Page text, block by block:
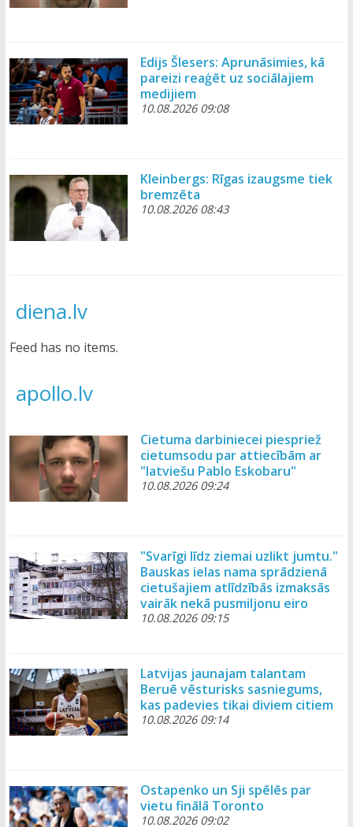
Edijs Šlesers: Aprunāsimies, kā
pareizi reaģēt uz sociālajiem
medijiem
10.08.2026 09:08
Kleinbergs: Rīgas izaugsme tiek
bremzēta
10.08.2026 08:43
diena.lv
Feed has no items.
apollo.lv
Cietuma darbiniecei piespriež
cietumsodu par attiecībām ar
"latviešu Pablo Eskobaru"
10.08.2026 09:24
"Svarīgi līdz ziemai uzlikt jumtu."
Bauskas ielas nama sprādzienā
cietušajiem atlīdzībās izmaksās
vairāk nekā pusmiljonu eiro
10.08.2026 09:15
Latvijas jaunajam talantam
Beruē vēsturisks sasniegums,
kas padevies tikai diviem citiem
10.08.2026 09:14
Ostapenko un Sji spēlēs par
vietu finālā Toronto
10.08.2026 09:02